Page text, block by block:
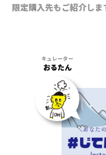
限定購入先もご紹介しま
おるたん